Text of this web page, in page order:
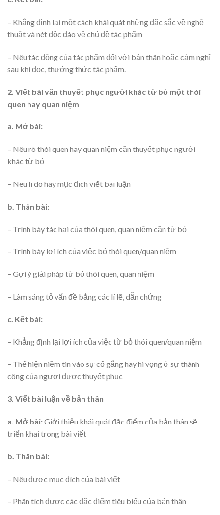
– Khẳng định lại một cách khái quát những đặc sắc về nghệ
thuật và nét độc đáo về chủ đề tác phẩm
– Nêu tác động của tác phẩm đối với bản thân hoặc cảm nghĩ
sau khi đọc, thưởng thức tác phẩm.
2. Viết bài văn thuyết phục người khác từ bỏ một thói
quen hay quan niệm
a. Mở bài:
– Nêu rõ thói quen hay quan niệm cần thuyết phục người
khác từ bỏ
– Nêu lí do hay mục đích viết bài luận
b. Thân bài:
– Trình bày tác hại của thói quen, quan niệm cần từ bỏ
– Trình bày lợi ích của việc bỏ thói quen/quan niệm
– Gợi ý giải pháp từ bỏ thói quen, quan niệm
– Làm sáng tỏ vấn đề bằng các lí lẽ, dẫn chứng
c. Kết bài:
– Khẳng định lại lợi ích của việc từ bỏ thói quen/quan niệm
– Thể hiện niềm tin vào sự cố gắng hay hi vọng ở sự thành
công của người được thuyết phục
3. Viết bài luận về bản thân
a. Mở bài:Giới thiệu khái quát đặc điểm của bản thân sẽ
triển khai trong bài viết
b. Thân bài:
– Nêu được mục đích của bài viết
– Phân tích được các đặc điểm tiêu biểu của bản thân